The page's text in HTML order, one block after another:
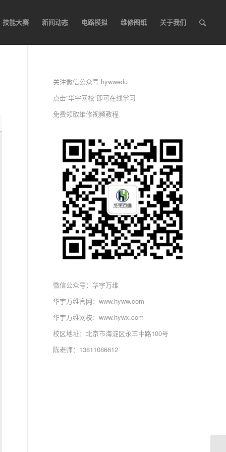
技能大赛 新闻动态 电路模拟 维修图纸 关于我们
关注微信公众号 hywwedu
点击“华宇网校”即可在线学习
免费领取维修视频教程
微信公众号：华宇万维
华宇万维官网：www.hyww.com
华宇万维网校：www.hywx.com
校区地址：北京市海淀区永丰中路100号
陈老师：13811086612